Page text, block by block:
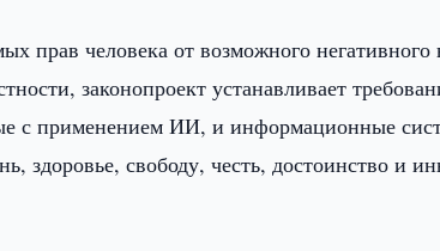
прав человека от возможного негативного
законопроект устанавливает
с применением ИИ, и информационные
здоровье, свободу, честь, достоинство и